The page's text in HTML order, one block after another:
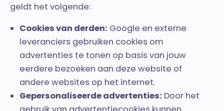
geldt het volgende:
Cookies van derden: Google en externe
leveranciers gebruiken cookies om
advertenties te tonen op basis van jouw
eerdere bezoeken aan deze website of
andere websites op het internet.
Gepersonaliseerde advertenties: Door het